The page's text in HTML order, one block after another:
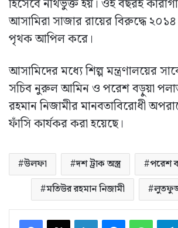
হিসেবে নথিভুক্ত হয়। ওই বছরই
আসামিরা সাজার রায়ের বিরুদ্ধে ২০১৪
পৃথক আপিল করে।
আসামিদের মধ্যে শিল্প মন্ত্রণালয়ের
সচিব নুরুল আমিন ও পরেশ বড়ুয়া
রহমান নিজামীর মানবতাবিরোধী
ফাঁসি কার্যকর করা হয়েছে।
উলফা দশ ট্রাক অস্ত্র পরেশ
মতিউর রহমান নিজামী
LinkedInMessenger